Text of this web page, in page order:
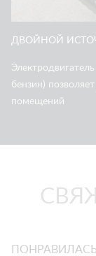
ДВОЙНОЙ
бензин)
помещений